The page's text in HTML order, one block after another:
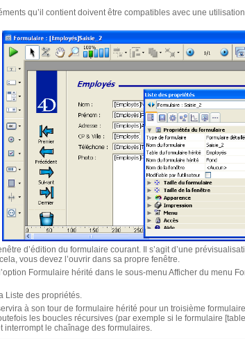
qu’il contient doivent être compatibles avec une
d’édition du formulaire courant. Il s’agit d’une
vous devez l’ouvrir dans sa propre fenêtre.
Formulaire hérité dans le sous-menu Afficher du menu
Liste des propriétés.
à son tour de formulaire hérité pour un troisième
les boucles récursives (par exemple si le formulaire
interrompt le chaînage des formulaires.